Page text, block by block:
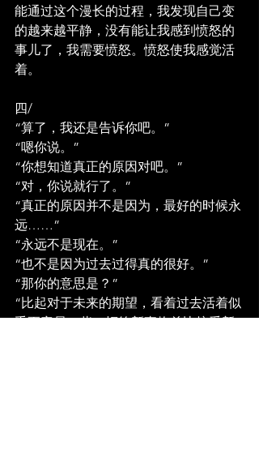
能通过这个漫长的过程，我发现自己变
的越来越平静，没有能让我感到愤怒的
事儿了，我需要愤怒。愤怒使我感觉活
着。
四/
“算了，我还是告诉你吧。”
“嗯你说。”
“你想知道真正的原因对吧。”
“对，你说就行了。”
“真正的原因并不是因为，最好的时候永
远……”
“永远不是现在。”
“也不是因为过去过得真的很好。”
“那你的意思是？”
“比起对于未来的期望，看着过去活着似
乎更容易一些，拒绝新事物总比接受新